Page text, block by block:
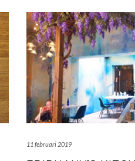
11 februari 2019